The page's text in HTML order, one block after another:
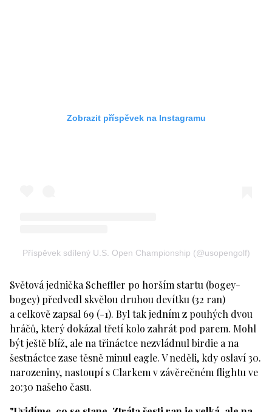
Zobrazit příspěvek na Instagramu
Příspěvek sdílený U.S. Open Championship (@usopengolf)
Světová jednička Scheffler po horším startu (bogey-
bogey) předvedl skvělou druhou devítku (32 ran)
a celkově zapsal 69 (-1). Byl tak jedním z pouhých dvou
hráčů, který dokázal třetí kolo zahrát pod parem. Mohl
být ještě blíž, ale na třináctce nezvládnul birdie a na
šestnáctce zase těsně minul eagle. V neděli, kdy oslaví 30.
narozeniny, nastoupí s Clarkem v závěrečném flightu ve
20:30 našeho času.